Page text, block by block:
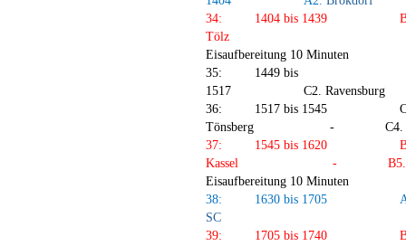
34:
1404 bis 1439
Tölz
Eisaufbereitung 10 Minuten
35:
1449 bis
1517
C2. Ravensburg
36:
1517 bis 1545
Tönsberg
-
C4.
37:
1545 bis 1620
Kassel
-
B5.
Eisaufbereitung 10 Minuten
38:
1630 bis 1705
SC
39:
1705 bis 1740